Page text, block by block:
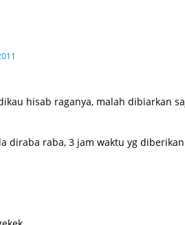
hisab raganya, malah dibiarkan
diraba raba, 3 jam waktu yg